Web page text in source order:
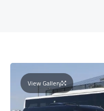
View Gallery